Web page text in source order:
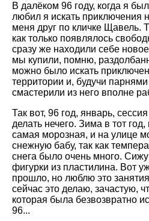
В далёком 96 году, когда я
любил я искать приключения
меня друг по кличке Щавель.
как только появлялось
сразу же находили себе
мы купили, помню,
можно было искать
территории и, будучи
смастерили из него вполне
Так вот, 96 год, январь,
делать нечего. Зима в тот
самая морозная, и на улице
снежную бабу, так как
снега было очень много.
фигурки из пластилина. Вот
прошло, но люблю это
сейчас это делаю, зачастую,
которая была безвозвратно
96...